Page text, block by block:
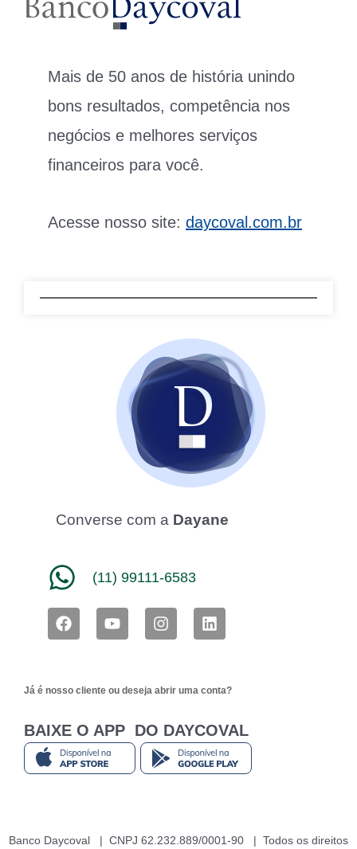
Mais de 50 anos de história unindo
bons resultados, competência nos
negócios e melhores serviços
financeiros para você.
Acesse nosso site: daycoval.com.br
Converse com a Dayane
(11) 99111-6583
F
a
o
k
Y
o
b
I
n
g
a
m
L
i
d
n
Já é nosso cliente ou deseja abrir uma conta?
BAIXE O APP DO DAYCOVAL
Banco Daycoval | CNPJ 62.232.889/0001-90 | Todos os direitos